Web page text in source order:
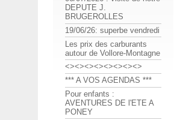
DEPUTE J.
BRUGEROLLES
19/06/26: superbe vendredi
Les prix des carburants
autour de Vollore-Montagne
<><><><><><><><>
*** A VOS AGENDAS ***
Pour enfants :
AVENTURES DE l'ETE A
PONEY